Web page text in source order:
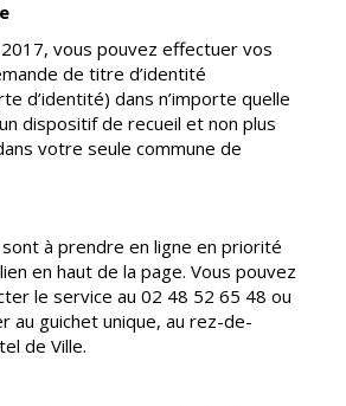
Enfance
jeunesse
Centres de
loisirs
information
jeunesse
Restauration
vous pouvez effectuer vos
de titre d’identité
d’identité) dans n’importe quelle
dispositif de recueil et non plus
votre seule commune de
à prendre en ligne en priorité
en haut de la page. Vous pouvez
le service au 02 48 52 65 48 ou
au guichet unique, au rez-de-
de Ville.